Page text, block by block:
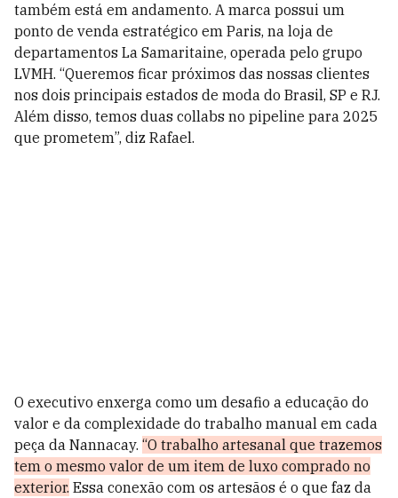
também está em andamento. A marca possui um
ponto de venda estratégico em Paris, na loja de
departamentos La Samaritaine, operada pelo grupo
LVMH. “Queremos ficar próximos das nossas clientes
nos dois principais estados de moda do Brasil, SP e RJ.
Além disso, temos duas collabs no pipeline para 2025
que prometem”, diz Rafael.
O executivo enxerga como um desafio a educação do
valor e da complexidade do trabalho manual em cada
peça da Nannacay. “O trabalho artesanal que trazemos
tem o mesmo valor de um item de luxo comprado no
exterior. Essa conexão com os artesãos é o que faz da